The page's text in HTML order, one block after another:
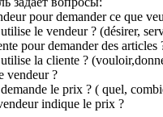
pour demander ce que
le vendeur ? (désirer,
pour demander des articles
la cliente ?
vendeur ?
le prix ? ( quel,
indique le prix ?